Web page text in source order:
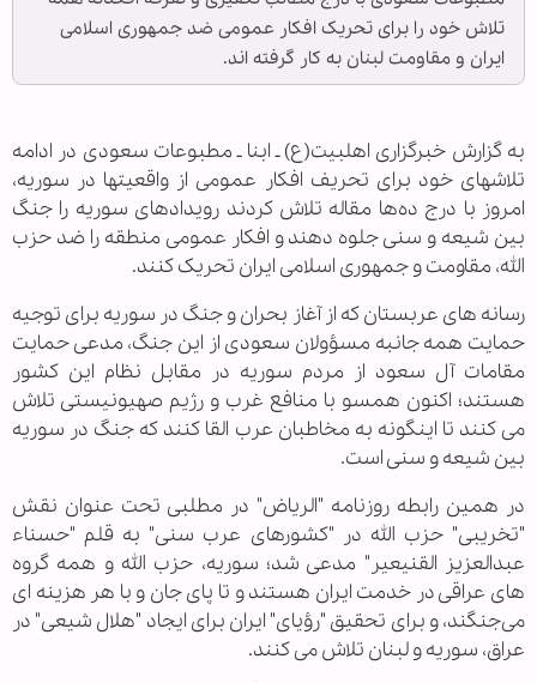
تلاش خود را برای تحریک افکار عمومی ضد جمهوری اسلامی
ایران و مقاومت لبنان به کار گرفته اند.
به گزارش خبرگزاری اهل‏بیت(ع) ـ ابنا ـ مطبوعات سعودی در ادامه
تلاشهای خود برای تحریف افکار عمومی از واقعیتها در سوریه،
امروز با درج ده‌ها مقاله‌ تلاش کردند رویدادهای سوریه را جنگ
بین شیعه و سنی جلوه دهند و افکار عمومی منطقه را ضد حزب
الله، مقاومت و جمهوری اسلامی ایران تحریک کنند.
رسانه های عربستان که از آغاز بحران و جنگ در سوریه برای توجیه
حمایت همه جانبه مسؤولان سعودی از این جنگ، مدعی حمایت
مقامات آل سعود از مردم سوریه در مقابل نظام این کشور
هستند؛ اکنون همسو با منافع غرب و رژیم صهیونیستی تلاش
می کنند تا اینگونه به مخاطبان عرب القا کنند که جنگ در سوریه
بین شیعه و سنی است.
در همین رابطه روزنامه "الریاض" در مطلبی تحت عنوان نقش
"تخریبی" حزب الله در "کشورهای عرب سنی" به قلم "حسناء
عبدالعزیز القنیعیر" مدعی شد؛ سوریه، حزب الله و همه گروه
های عراقی در خدمت ایران هستند و تا پای جان و با هر هزینه ای
می‌جنگند، و برای تحقیق "رؤیای" ایران برای ایجاد "هلال شیعی" در
عراق، سوریه و لبنان تلاش می کنند.